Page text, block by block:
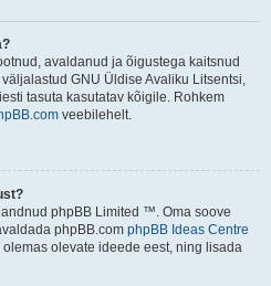
avaldanud ja õigustega kaitsnud
GNU Üldise Avaliku Litsentsi,
tasuta kasutatav kõigile. Rohkem
veebilehelt.
phpBB Limited ™. Oma soove
phpBB.com phpBB Ideas Centre
olevate ideede eest, ning lisada